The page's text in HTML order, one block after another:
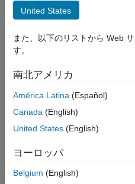
.NET での MATLAB 構造体の使用
参考
.NET で
渡す。
MATLABstruct オブジ
次の C# の例のコードでは、
構造体を操作する方法を示し
StructExample.cs
参考
United States
また、以下のリストから Web
す。
南北アメリカ
América Latina (Español)
Canada (English)
United States (English)
ヨーロッパ
Belgium (English)